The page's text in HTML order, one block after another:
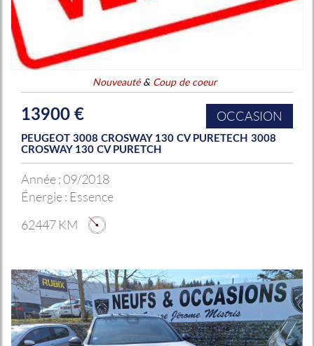
Nouveauté& Coup de coeur
13900 € OCCASION
PEUGEOT 3008 CROSWAY 130 CV PURETECH 3008
CROSWAY 130 CV PURETCH
Année :09/2018
Énergie : Essence
62447 KM